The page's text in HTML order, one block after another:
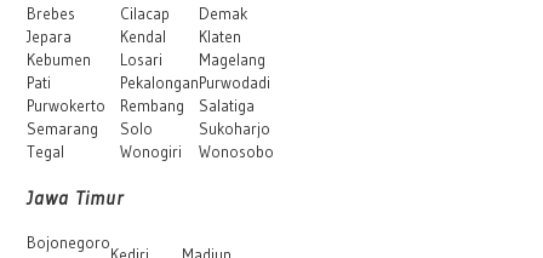
Brebes
Jepara
Kebumen
Pati
Purwokerto
Semarang
Tegal
Cilacap
Kendal
Losari
Pekalongan
Rembang
Solo
Wonogiri
Demak
Klaten
Magelang
Purwodadi
Salatiga
Sukoharjo
Wonosobo
Jawa Timur
Bojonegoro
Kediri
Madiun